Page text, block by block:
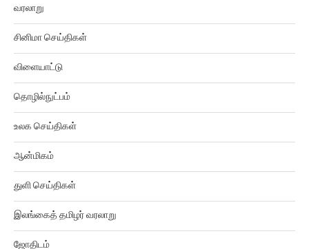
சினிமா செய்திகள்
விளையாட்டு
தொழில்நுட்பம்
உலக செய்திகள்
ஆன்மிகம்
துளி செய்திகள்
இலங்கைத் தமிழர் வரலாறு
ஜோதிடம்